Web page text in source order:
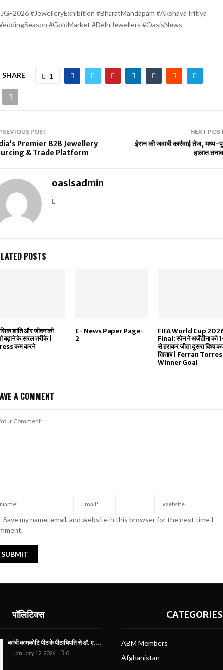
#JewelleryExhibition #BharatMandapam #AkshayaTritiya
#GoldMarket #DelhiJewellers #OasisNews
SHARE 1
POST
Premier B2B Jewellery
& Trade Platform
NEXT
ईरान की जवाबी कार्रवाई तेज, मध्य-
हालात
oasisadmin
POSTS
शांति और जीवन की
बढ़ाने के सरल तरीके |
कम करने
E- News Paper Page-
2
FIFA World Cup
Final: स्पेन ने अर्जेंटीना को
से हराकर जीता दूसरा विश्व
खिताब | Ferran Torres
Winner Goal
A COMMENT
Save my name, email, and website in this browser for the next time I
पॉलिटिक्स
कांची कामकोटि पीठ के पीठाधिपति से डॉ. ए....
January 12, 2026 0
CATEGORIES
ABM Members
Afghanistan